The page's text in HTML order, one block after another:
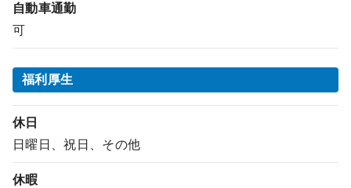
自動車通勤
可
福利厚生
休日
日曜日、祝日、その他
休暇